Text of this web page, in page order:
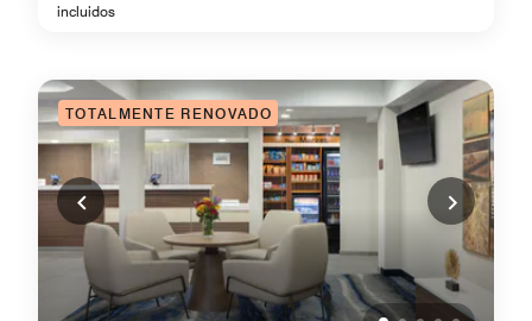
incluidos
TOTALMENTE RENOVADO